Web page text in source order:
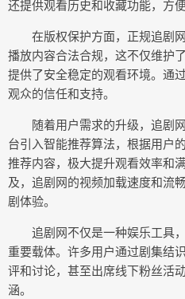
还提供观看历史和收藏功能，方
在版权保护方面，正规追剧
播放内容合法合规，这不仅维护
提供了安全稳定的观看环境。通
观众的信任和支持。
随着用户需求的升级，追剧
台引入智能推荐算法，根据用户
推荐内容，极大提升观看效率和
及，追剧网的视频加载速度和流
剧体验。
追剧网不仅是一种娱乐工具
重要载体。许多用户通过剧集结
评和讨论，甚至出席线下粉丝活
涵。